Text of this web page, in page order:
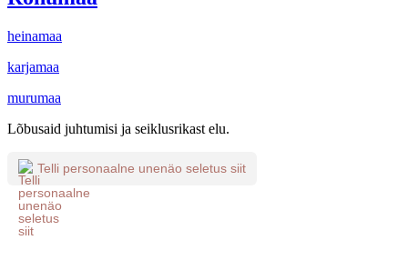
heinamaa
karjamaa
murumaa
Lõbusaid juhtumisi ja seiklusrikast elu.
Telli personaalne unenäo seletus siit